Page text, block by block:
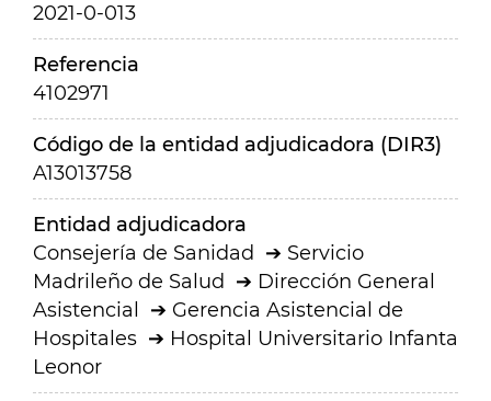
2021-0-013
Referencia
4102971
Código de la entidad adjudicadora (DIR3)
A13013758
Entidad adjudicadora
Consejería de Sanidad
Servicio
Madrileño de Salud
Dirección General
Asistencial
Gerencia Asistencial de
Hospitales
Hospital Universitario Infanta
Leonor